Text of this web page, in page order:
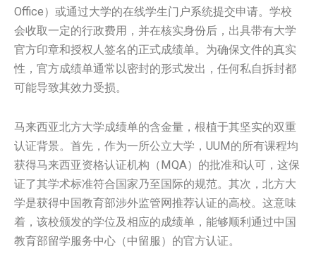
Office）或通过大学的在线学生门户系统提交申请。学校
会收取一定的行政费用，并在核实身份后，出具带有大学
官方印章和授权人签名的正式成绩单。为确保文件的真实
性，官方成绩单通常以密封的形式发出，任何私自拆封都
可能导致其效力受损。
马来西亚北方大学成绩单的含金量，根植于其坚实的双重
认证背景。首先，作为一所公立大学，UUM的所有课程均
获得马来西亚资格认证机构（MQA）的批准和认可，这保
证了其学术标准符合国家乃至国际的规范。其次，北方大
学是获得中国教育部涉外监管网推荐认证的高校。这意味
着，该校颁发的学位及相应的成绩单，能够顺利通过中国
教育部留学服务中心（中留服）的官方认证。